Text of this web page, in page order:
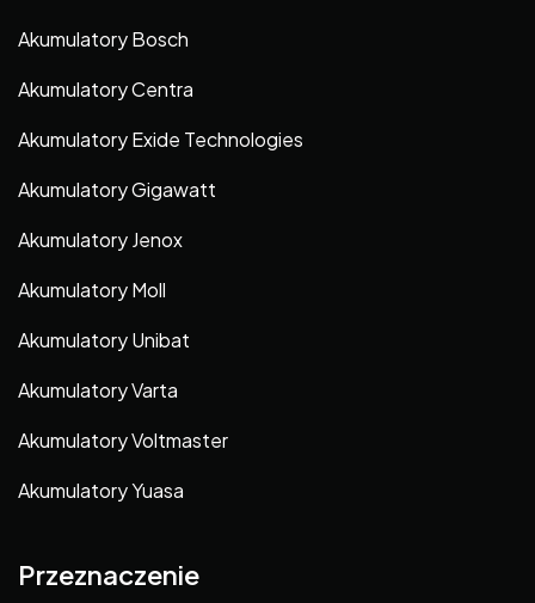
Akumulatory Bosch
Akumulatory Centra
Akumulatory Exide Technologies
Akumulatory Gigawatt
Akumulatory Jenox
Akumulatory Moll
Akumulatory Unibat
Akumulatory Varta
Akumulatory Voltmaster
Akumulatory Yuasa
Przeznaczenie